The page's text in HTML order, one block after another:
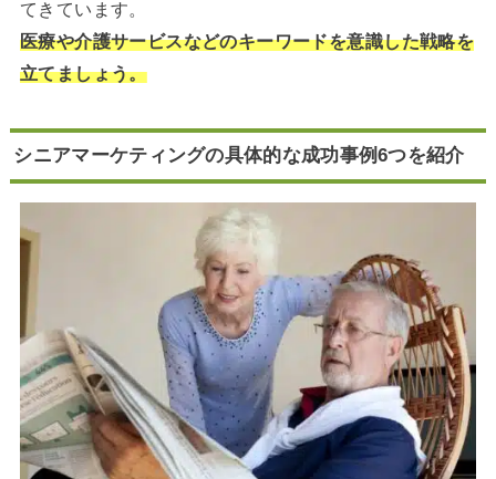
てきています。
医療や介護サービスなどのキーワードを意識した戦略を
立てましょう。
シニアマーケティングの具体的な成功事例6つを紹介